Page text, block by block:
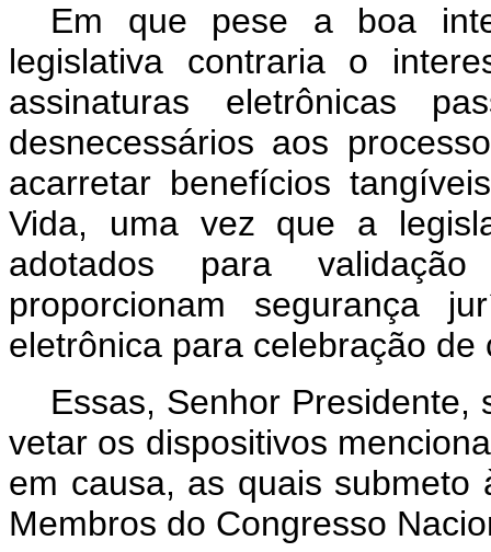
Em que pese a boa
legislativa contraria o
assinaturas eletrônicas
desnecessários aos
acarretar benefícios
Vida, uma vez que a
adotados para
proporcionam segurança
eletrônica para celebração
Essas, Senhor
vetar os dispositivos
em causa, as quais submeto
Membros do Congresso